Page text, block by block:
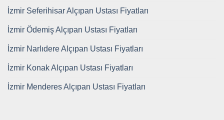
İzmir Seferihisar Alçıpan Ustası Fiyatları
İzmir Ödemiş Alçıpan Ustası Fiyatları
İzmir Narlıdere Alçıpan Ustası Fiyatları
İzmir Konak Alçıpan Ustası Fiyatları
İzmir Menderes Alçıpan Ustası Fiyatları